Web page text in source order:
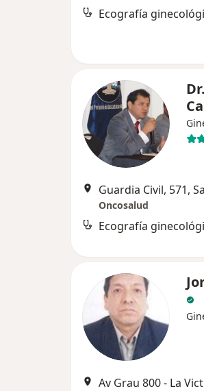
Ecografía
Guardia Civil, 571,
Oncosalud
Ecografía
Av Grau 800 - La